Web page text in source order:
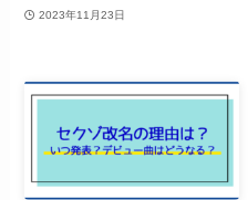
2023年11月23日